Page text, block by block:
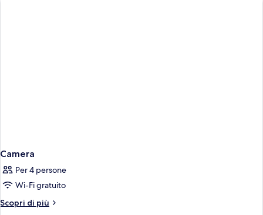
Camera
Per 4 persone
Wi-Fi gratuito
Scopri di più
Altri